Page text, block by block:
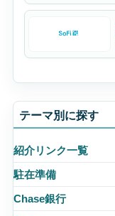
テーマ別に探す
紹介リンク一覧
駐在準備
Chase銀行